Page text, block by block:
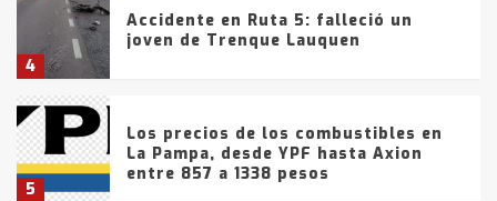
4
Accidente en Ruta 5: falleció un
joven de Trenque Lauquen
5
Los precios de los combustibles en
La Pampa, desde YPF hasta Axion
entre 857 a 1338 pesos